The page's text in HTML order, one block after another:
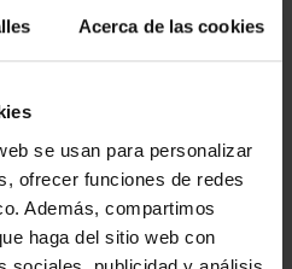
Acerca de las cookies
se usan para personalizar
ofrecer funciones de redes
Además, compartimos
haga del sitio web con
Nyala 3